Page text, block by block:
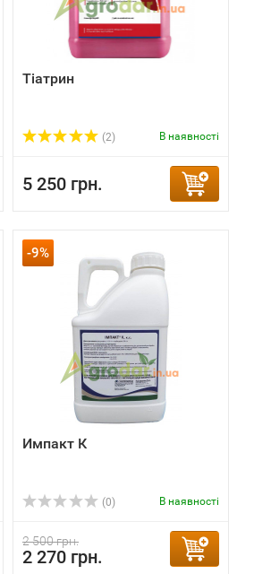
Тіатрин
(2) В наявності
5 250 грн.
-9%
Импакт К
(0) В наявності
2 500 грн.
2 270 грн.